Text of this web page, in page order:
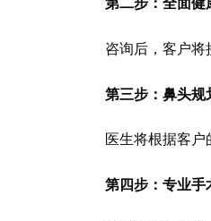
咨询后，客户将
第三步：鼻头规
医生将根据客户
第四步：专业手